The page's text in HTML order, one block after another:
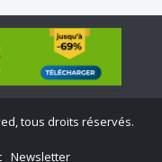
tous droits réservés.
Newsletter